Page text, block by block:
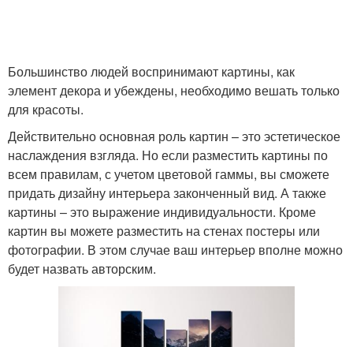
Большинство людей воспринимают картины, как
элемент декора и убеждены, необходимо вешать только
для красоты.
Действительно основная роль картин – это эстетическое
наслаждения взгляда. Но если разместить картины по
всем правилам, с учетом цветовой гаммы, вы сможете
придать дизайну интерьера законченный вид. А также
картины – это выражение индивидуальности. Кроме
картин вы можете разместить на стенах постеры или
фотографии. В этом случае ваш интерьер вполне можно
будет назвать авторским.